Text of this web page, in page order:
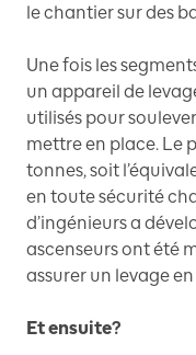
le chantier sur des
Une fois les
un appareil de
utilisés pour
mettre en place. Le
tonnes, soit
en toute sécurité
d’ingénieurs a
ascenseurs ont été
assurer un levage
Et ensuite?